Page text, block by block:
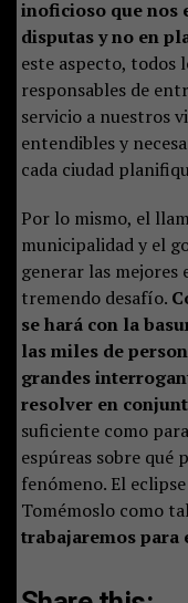
inoficioso que nos
disputas y no en
este aspecto, todos
responsables de
servicio a nuestros
entendibles y
cada ciudad
Por lo mismo, el
municipalidad y el
generar las
tremendo desafío.
se hará con la
las miles de
grandes
resolver en
suficiente como
espúreas sobre qué
fenómeno. El
Tomémoslo como
trabajaremos para